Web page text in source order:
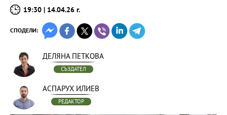
19:30 | 14.04.26 г.
СПОДЕЛИ:
ДЕЛЯНА ПЕТКОВА
СЪЗДАТЕЛ
АСПАРУХ ИЛИЕВ
РЕДАКТОР